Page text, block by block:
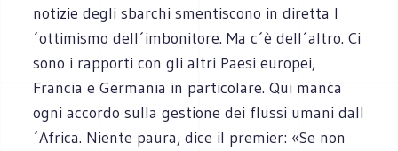
notizie degli sbarchi smentiscono in diretta l
´ottimismo dell´imbonitore. Ma c´è dell´altro. Ci
sono i rapporti con gli altri Paesi europei,
Francia e Germania in particolare. Qui manca
ogni accordo sulla gestione dei flussi umani dall
´Africa. Niente paura, dice il premier: «Se non